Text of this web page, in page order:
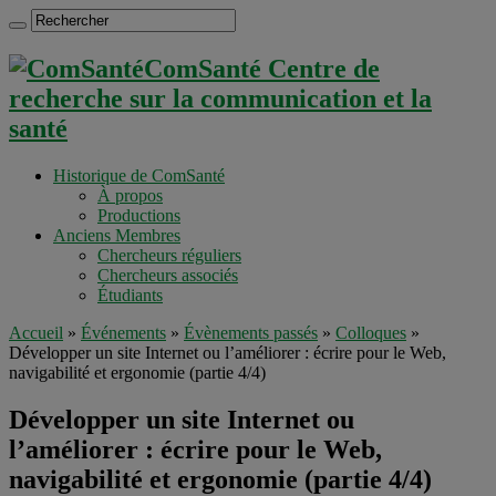
ComSanté Centre de
recherche sur la communication et la
santé
Historique de ComSanté
À propos
Productions
Anciens Membres
Chercheurs réguliers
Chercheurs associés
Étudiants
Accueil » Événements » Évènements passés » Colloques »
Développer un site Internet ou l’améliorer : écrire pour le Web,
navigabilité et ergonomie (partie 4/4)
Développer un site Internet ou
l’améliorer : écrire pour le Web,
navigabilité et ergonomie (partie 4/4)